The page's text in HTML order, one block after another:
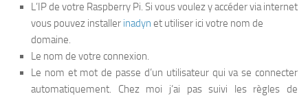
L’IP de votre Raspberry Pi. Si vous voulez y accéder via internet
vous pouvez installer inadyn et utiliser ici votre nom de
domaine.
Le nom de votre connexion.
Le nom et mot de passe d’un utilisateur qui va se connecter
automatiquement. Chez moi j’ai pas suivi les règles de